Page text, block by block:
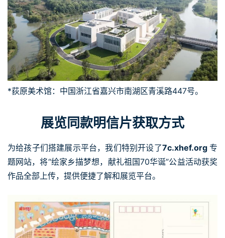
*荻原美术馆：中国浙江省嘉兴市南湖区青溪路447号。
展览同款明信片获取方式
为给孩子们搭建展示平台，我们特别开设了7c.xhef.org专
题网站，将“绘家乡描梦想，献礼祖国70华诞”公益活动获奖
作品全部上传，提供便捷了解和展览平台。